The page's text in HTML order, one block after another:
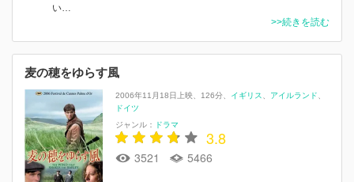
い…
>>続きを読む
麦の穂をゆらす風
2006年11月18日上映 126分 イギリス
アイルランド
ドイツ
ジャンル：
ドラマ
3.8
3521 5466